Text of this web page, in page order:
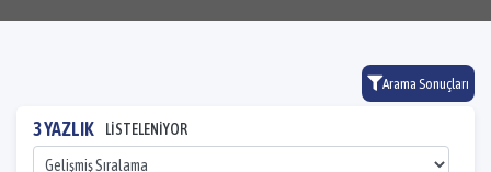
Arama Sonuçları
3 YAZLIK LİSTELENİYOR